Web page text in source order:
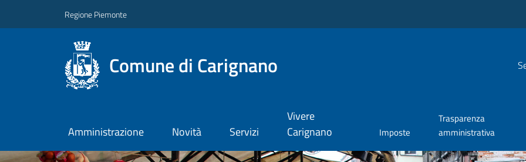
Regione Piemonte
Comune di Carignano
Amministrazione Novità Servizi
Vivere
Carignano
Imposte
Trasparenza
amministrativa